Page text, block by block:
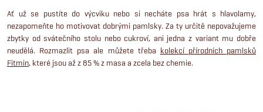
Ať už se pustíte do výcviku nebo si necháte psa hrát s hlavolamy,
nezapomeňte ho motivovat dobrými pamlsky. Za ty určitě nepovažujeme
zbytky od svátečního stolu nebo cukroví, ani jedna z variant mu dobře
neudělá. Rozmazlit psa ale můžete třeba kolekcí přírodních pamlsků
Fitmin, které jsou až z 85 % z masa a zcela bez chemie.